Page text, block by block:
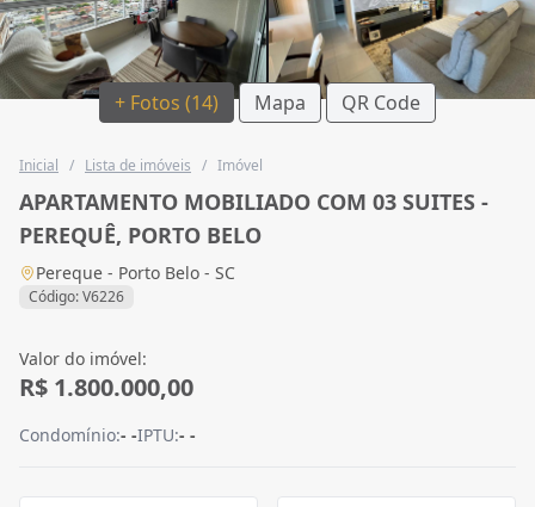
+ Fotos (14) Mapa QR Code
Inicial / Lista de imóveis / Imóvel
APARTAMENTO MOBILIADO COM 03 SUITES -
PEREQUÊ, PORTO BELO
Pereque - Porto Belo - SC
Código: V6226
Valor do imóvel:
R$ 1.800.000,00
Condomínio:- -IPTU:- -